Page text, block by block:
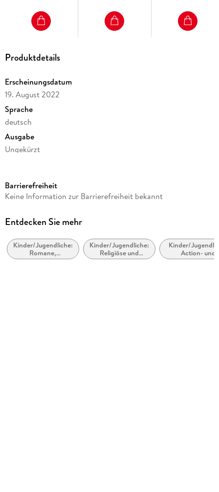
Produktdetails
Erscheinungsdatum
19. August 2022
Sprache
deutsch
Ausgabe
Ungekürzt
Laufzeit
Altersempfehlung
Reihe
5 Geschwister, 35
Barrierefreiheit
Keine Information zur Barrierefreiheit bekannt
Entdecken Sie mehr
Kinder/Jugendliche:
Romane,
Erzählungen,
Kinder/Jugendliche:
Religiöse und
spirituelle
Kinder/
Action- und